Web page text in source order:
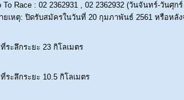
To Race : 02 2362931 , 02 2362932 (วันจันทร์-วันศุก
ยเหตุ: ปิดรับสมัครในวันที่ 20 กุมภาพันธ์ 2561 หรือหลั
ที่ระลึกระยะ 23 กิโลเมตร
ที่ระลึกระยะ 10.5 กิโลเมตร